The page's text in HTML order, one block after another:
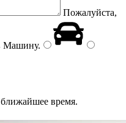
Пожалуйста,
Машину.
время.